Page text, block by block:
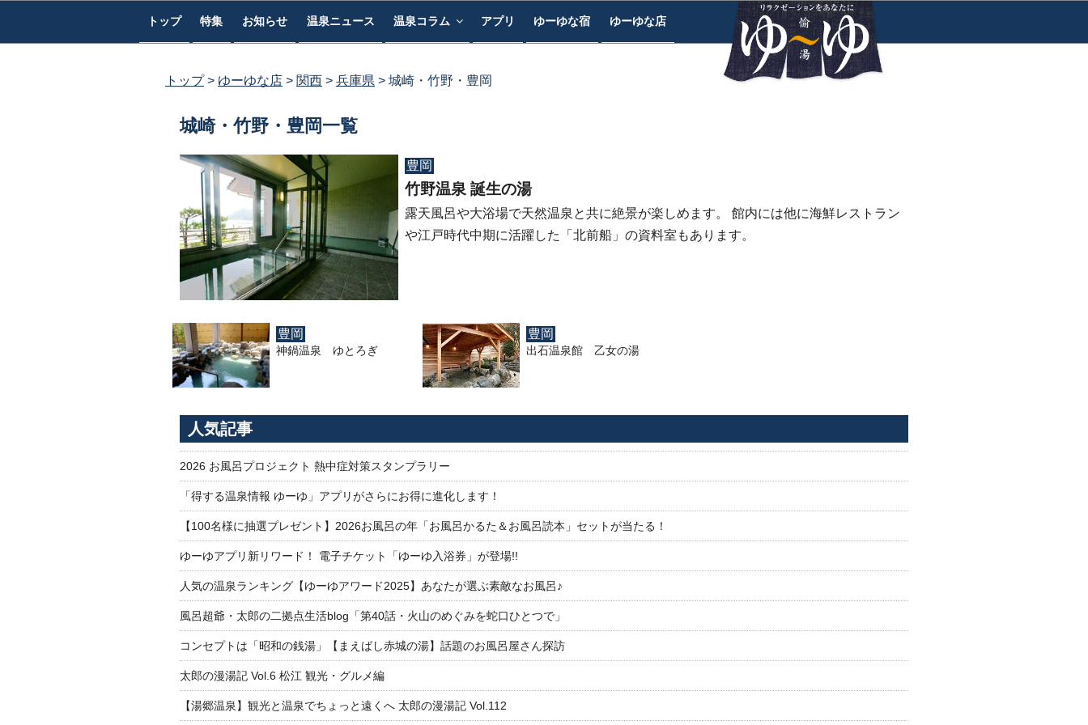
トップ 特集 お知らせ 温泉ニュース 温泉コラム アプリ ゆーゆな宿 ゆーゆな店
トップ ゆーゆな店 関西 兵庫県 城崎・竹野・豊岡
城崎・竹野・豊岡一覧
豊岡
竹野温泉 誕生の湯
露天風呂や大浴場で天然温泉と共に絶景が楽しめます。 館内には他に海鮮レストラン
や江戸時代中期に活躍した「北前船」の資料室もあります。
豊岡
神鍋温泉 ゆとろぎ
豊岡
出石温泉館 乙女の湯
人気記事
2026 お風呂プロジェクト 熱中症対策スタンプラリー
「得する温泉情報 ゆーゆ」アプリがさらにお得に進化します！
【100名様に抽選プレゼント】2026お風呂の年「お風呂かるた＆お風呂読本」セットが当たる！
ゆーゆアプリ新リワード！ 電子チケット「ゆーゆ入浴券」が登場!!
人気の温泉ランキング【ゆーゆアワード2025】あなたが選ぶ素敵なお風呂♪
風呂超爺・太郎の二拠点生活blog「第40話・火山のめぐみを蛇口ひとつで」
コンセプトは「昭和の銭湯」【まえばし赤城の湯】話題のお風呂屋さん探訪
太郎の漫湯記 Vol.6 松江 観光・グルメ編
【湯郷温泉】観光と温泉でちょっと遠くへ 太郎の漫湯記 Vol.112